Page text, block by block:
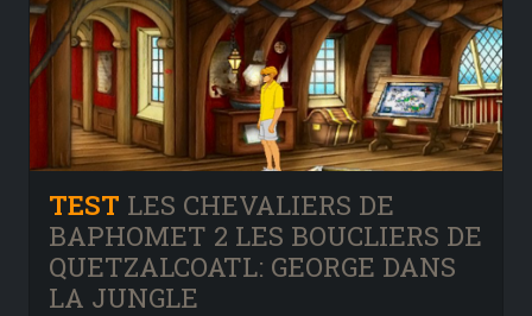
TEST LES CHEVALIERS DE
BAPHOMET 2 LES BOUCLIERS DE
QUETZALCOATL: GEORGE DANS
LA JUNGLE